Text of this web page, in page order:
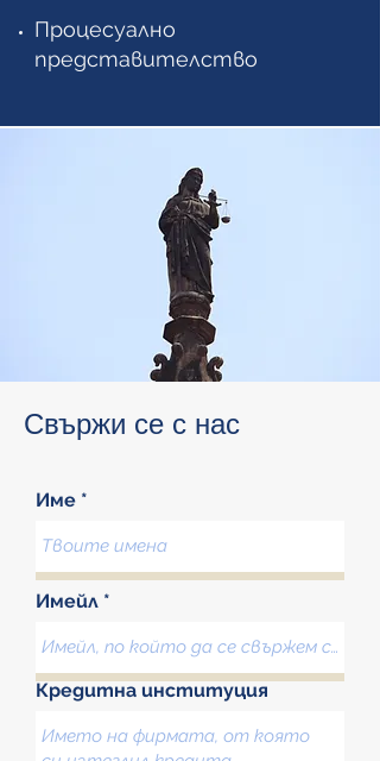
Процесуално
представителство
Свържи се с нас
Име
Имейл
Кредитна институция